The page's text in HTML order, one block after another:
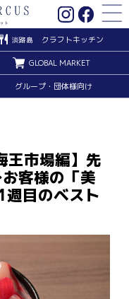
淡路島 クラフトキッチン
GLOBAL MARKET
グループ・団体様向け
市場編】先
客様の「美
目のベスト